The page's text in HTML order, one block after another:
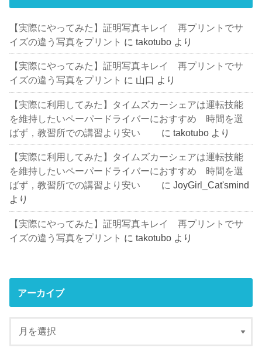
【実際にやってみた】証明写真キレイ 再プリントでサ
イズの違う写真をプリント にtakotubo より
【実際にやってみた】証明写真キレイ 再プリントでサ
イズの違う写真をプリント に 山口 より
【実際に利用してみた】タイムズカーシェアは運転技能
を維持したいペーパードライバーにおすすめ 時間を選
ばず，教習所での講習より安い
にtakotubo より
【実際に利用してみた】タイムズカーシェアは運転技能
を維持したいペーパードライバーにおすすめ 時間を選
ばず，教習所での講習より安い
にJoyGirl_Cat'smind
より
【実際にやってみた】証明写真キレイ 再プリントでサ
イズの違う写真をプリント にtakotubo より
アーカイブ